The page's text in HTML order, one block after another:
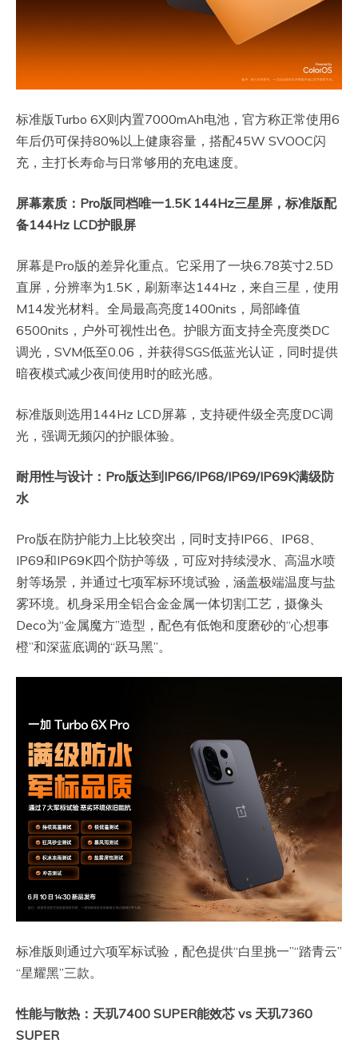
标准版Turbo 6X则内置7000mAh电池，官方称正常使用6
年后仍可保持80%以上健康容量，搭配45W SVOOC闪
充，主打长寿命与日常够用的充电速度。
屏幕素质：Pro版同档唯一1.5K 144Hz三星屏，标准版配
备144Hz LCD护眼屏
屏幕是Pro版的差异化重点。它采用了一块6.78英寸2.5D
直屏，分辨率为1.5K，刷新率达144Hz，来自三星，使用
M14发光材料。全局最高亮度1400nits，局部峰值
6500nits，户外可视性出色。护眼方面支持全亮度类DC
调光，SVM低至0.06，并获得SGS低蓝光认证，同时提供
暗夜模式减少夜间使用时的眩光感。
标准版则选用144Hz LCD屏幕，支持硬件级全亮度DC调
光，强调无频闪的护眼体验。
耐用性与设计：Pro版达到IP66/IP68/IP69/IP69K满级防
水
Pro版在防护能力上比较突出，同时支持IP66、IP68、
IP69和IP69K四个防护等级，可应对持续浸水、高温水喷
射等场景，并通过七项军标环境试验，涵盖极端温度与盐
雾环境。机身采用全铝合金金属一体切割工艺，摄像头
Deco为“金属魔方”造型，配色有低饱和度磨砂的“心想事
橙”和深蓝底调的“跃马黑”。
标准版则通过六项军标试验，配色提供“白里挑一”“踏青云”
“星耀黑”三款。
性能与散热：天玑7400 SUPER能效芯 vs 天玑7360
SUPER